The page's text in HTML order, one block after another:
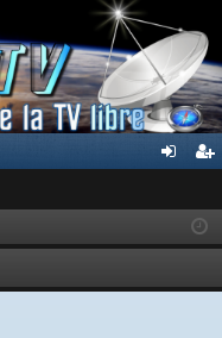
ar
ist
rs